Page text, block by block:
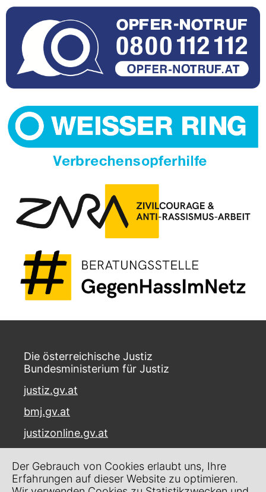
Die österreichische Justiz
Bundesministerium für Justiz
justiz.gv.at
bmj.gv.at
justizonline.gv.at
Museumstraße 7
1070 Wien
Der Gebrauch von Cookies erlaubt uns, Ihre
Erfahrungen auf dieser Website zu optimieren.